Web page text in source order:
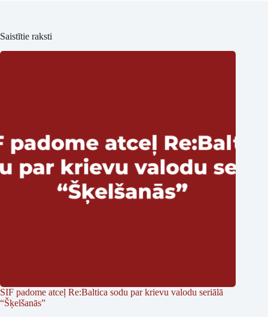
Saistītie raksti
SIF padome atceļ Re:Baltica sodu par krievu valodu seriālā
“Šķelšanās”